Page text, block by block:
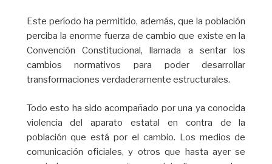
Este período ha permitido, además, que la población
perciba la enorme fuerza de cambio que existe en la
Convención Constitucional, llamada a sentar los
cambios normativos para poder desarrollar
transformaciones verdaderamente estructurales.
Todo esto ha sido acompañado por una ya conocida
violencia del aparato estatal en contra de la
población que está por el cambio. Los medios de
comunicación oficiales, y otros que hasta ayer se